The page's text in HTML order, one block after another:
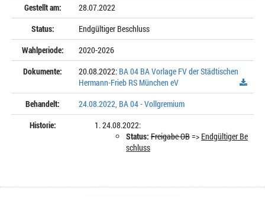
Gestellt am:
28.07.2022
Status:
Endgültiger Beschluss
Wahlperiode:
2020-2026
Dokumente:
20.08.2022: BA 04 BA Vorlage FV der Städtischen
Hermann-Frieb RS München eV
Behandelt:
24.08.2022, BA 04 - Vollgremium
Historie:
24.08.2022:
Status: Freigabe OB=> Endgültiger Be
schluss